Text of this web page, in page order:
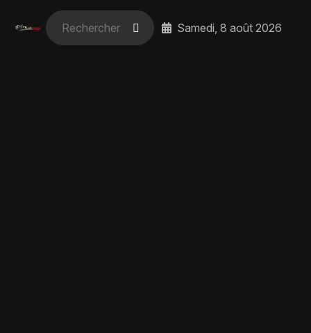
Samedi, 8 août 2026